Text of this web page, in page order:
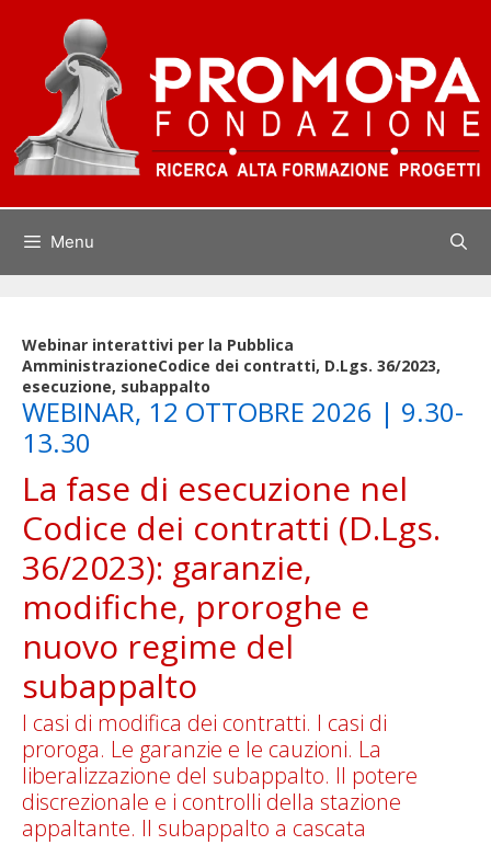
contenuto
Menu
Webinar interattivi per la Pubblica
AmministrazioneCodice dei contratti, D.Lgs. 36/2023,
esecuzione, subappalto
WEBINAR, 12 OTTOBRE 2026 | 9.30-
13.30
La fase di esecuzione nel
Codice dei contratti (D.Lgs.
36/2023): garanzie,
modifiche, proroghe e
nuovo regime del
subappalto
I casi di modifica dei contratti. I casi di
proroga. Le garanzie e le cauzioni. La
liberalizzazione del subappalto. Il potere
discrezionale e i controlli della stazione
appaltante. Il subappalto a cascata